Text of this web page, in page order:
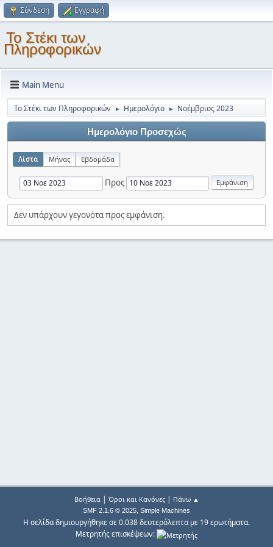
Σύνδεση Εγγραφή
Το Στέκι των
Πληροφορικών
Main Menu
Το Στέκι των Πληροφορικών ► Ημερολόγιο ► Νοέμβριος 2023
Ημερολόγιο Προσεχώς
Λίστα Μήνας Εβδομάδα
Προς
Δεν υπάρχουν γεγονότα προς εμφάνιση.
Βοήθεια| Όροι και Κανόνες| Πάνω ▲
SMF 2.1.6 © 2025, Simple Machines
Η σελίδα δημιουργήθηκε σε 0.038 δευτερόλεπτα με 19 ερωτήματα.
Μετρητής επισκέψεων: